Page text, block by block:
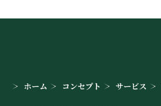
ホーム コンセプト サービス